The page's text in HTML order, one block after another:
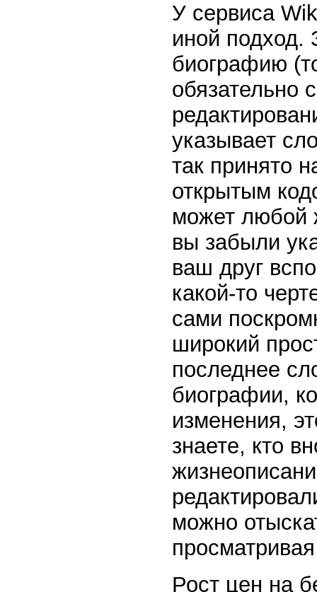
У сервиса
иной подход.
биографию
обязательно
указывает
так принято
открытым
может любой
вы забыли
ваш друг
какой-то
сами
широкий
последнее
биографии,
изменения,
знаете, кто
можно
Рост цен на